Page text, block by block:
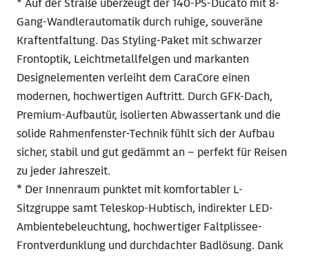
* Auf der Straße überzeugt der 140-PS-Ducato mit 8-
Gang-Wandlerautomatik durch ruhige, souveräne
Kraftentfaltung. Das Styling-Paket mit schwarzer
Frontoptik, Leichtmetallfelgen und markanten
Designelementen verleiht dem CaraCore einen
modernen, hochwertigen Auftritt. Durch GFK-Dach,
Premium-Aufbautür, isolierten Abwassertank und die
solide Rahmenfenster-Technik fühlt sich der Aufbau
sicher, stabil und gut gedämmt an – perfekt für Reisen
zu jeder Jahreszeit.
* Der Innenraum punktet mit komfortabler L-
Sitzgruppe samt Teleskop-Hubtisch, indirekter LED-
Ambientebeleuchtung, hochwertiger Faltplissee-
Frontverdunklung und durchdachter Badlösung. Dank